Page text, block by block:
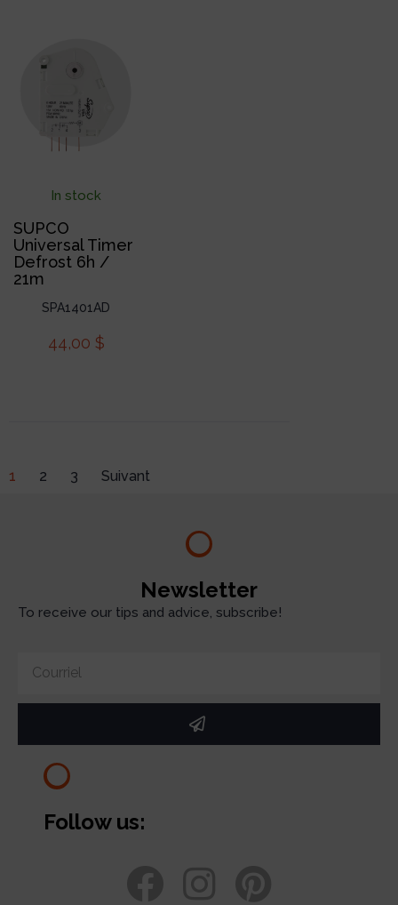
In stock
SUPCO
Universal Timer
Defrost 6h /
21m
SPA1401AD
44,00 $
1 2 3 Suivant
Newsletter
To receive our tips and advice, subscribe!
Follow us: